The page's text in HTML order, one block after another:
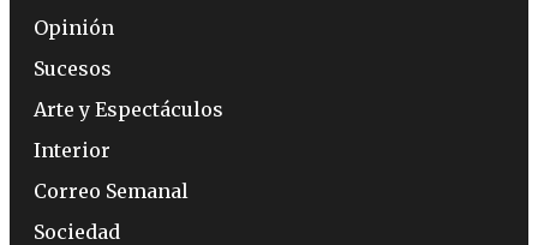
Opinión
Sucesos
Arte y Espectáculos
Interior
Correo Semanal
Sociedad